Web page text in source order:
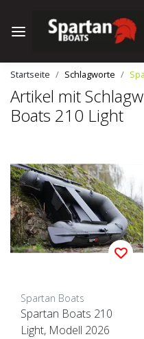
Startseite Schlagworte
Artikel mit
Boats 210 Light
Spartan Boats
Spartan Boats 210
Light, Modell 2026